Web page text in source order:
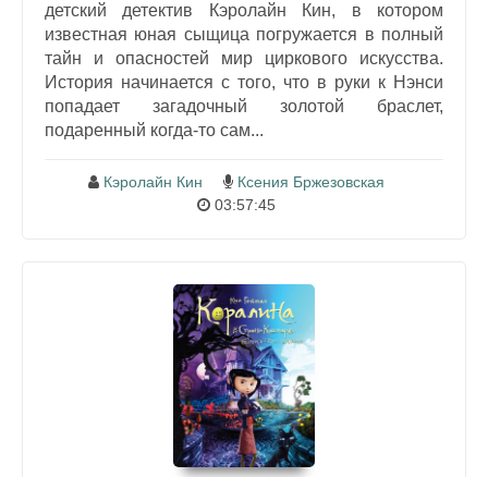
детский детектив Кэролайн Кин, в котором
известная юная сыщица погружается в полный
тайн и опасностей мир циркового искусства.
История начинается с того, что в руки к Нэнси
попадает загадочный золотой браслет,
подаренный когда-то сам...
Кэролайн Кин
Ксения Бржезовская
03:57:45